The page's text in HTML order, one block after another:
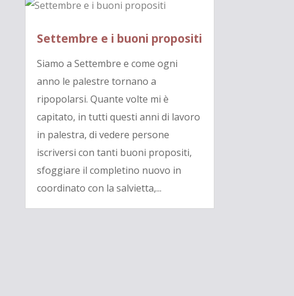
Settembre e i buoni propositi
Siamo a Settembre e come ogni
anno le palestre tornano a
ripopolarsi. Quante volte mi è
capitato, in tutti questi anni di lavoro
in palestra, di vedere persone
iscriversi con tanti buoni propositi,
sfoggiare il completino nuovo in
coordinato con la salvietta,...